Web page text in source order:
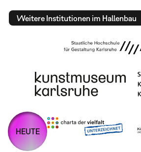
Weitere Institutionen im Hallenbau
HEUTE